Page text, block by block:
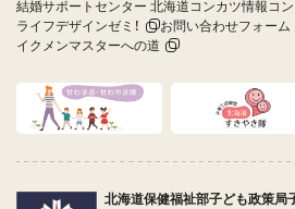
結婚サポートセンター 北海道コンカツ情報コ
ライフデザインゼミ！
お問い合わせフォーム
イクメンマスターへの道
北海道保健福祉部子ども政策局